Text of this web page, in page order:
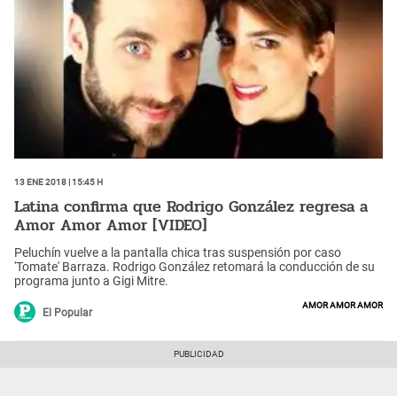
13 Ene 2018 | 15:45 h
Latina confirma que Rodrigo González regresa a
Amor Amor Amor [VIDEO]
Peluchín vuelve a la pantalla chica tras suspensión por caso
'Tomate' Barraza. Rodrigo González retomará la conducción de su
programa junto a Gigi Mitre.
El Popular
amor amor amor